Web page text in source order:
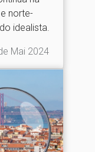
norte-
idealista.
Mai 2024